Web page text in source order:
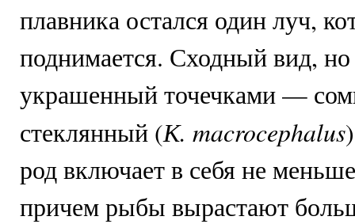
плавника остался один луч,
поднимается. Сходный вид, но
украшенный точечками —
стеклянный (К. macrocephalus
род включает в себя не
причем рыбы вырастают